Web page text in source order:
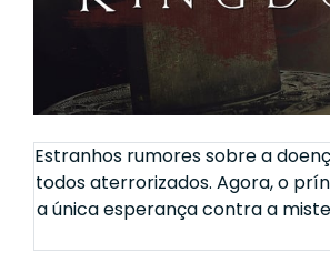
Estranhos rumores sobre a
todos aterrorizados. Agora, o
a única esperança contra a